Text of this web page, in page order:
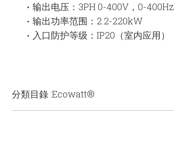
• 输出电压：3PH 0-400V，0-400Hz
• 输出功率范围：2.2-220kW
• 入口防护等级：IP20（室内应用）
分類目錄 :Ecowatt®